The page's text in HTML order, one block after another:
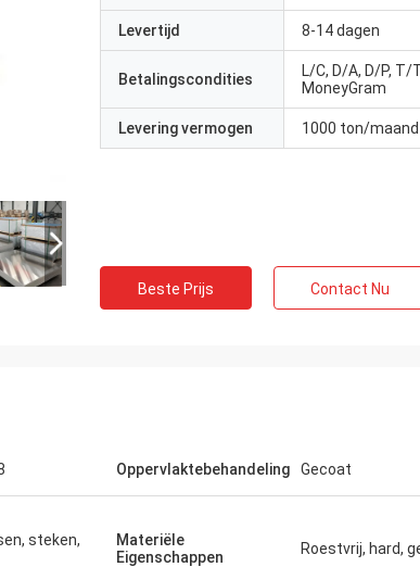
Levertijd 8-14 dagen
Betalingscondities
L/C, D/A, D/P, T/
MoneyGram
Levering vermogen 1000 ton/maand
Beste Prijs Contact Nu
Oppervlaktebehandeling Gecoat
steken,
Materiële
Eigenschappen
Roestvrij, hard,